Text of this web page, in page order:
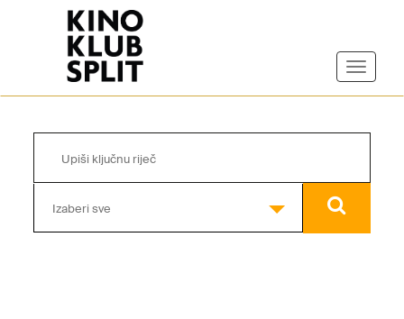
Izaberi sve